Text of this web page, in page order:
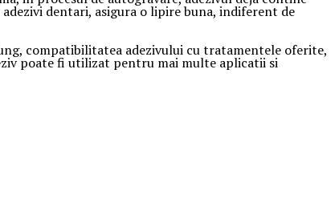
dentari, asigura o lipire buna, indiferent de
compatibilitatea adezivului cu tratamentele oferite,
poate fi utilizat pentru mai multe aplicatii si